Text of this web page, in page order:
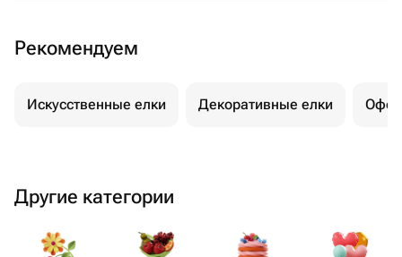
Рекомендуем
Искусственные елки Декоративные елки
Другие категории